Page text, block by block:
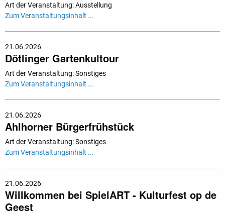
Art der Veranstaltung: Ausstellung
Zum Veranstaltungsinhalt ...
21.06.2026
Dötlinger Gartenkultour
Art der Veranstaltung: Sonstiges
Zum Veranstaltungsinhalt ...
21.06.2026
Ahlhorner Bürgerfrühstück
Art der Veranstaltung: Sonstiges
Zum Veranstaltungsinhalt ...
21.06.2026
Willkommen bei SpielART - Kulturfest op de
Geest